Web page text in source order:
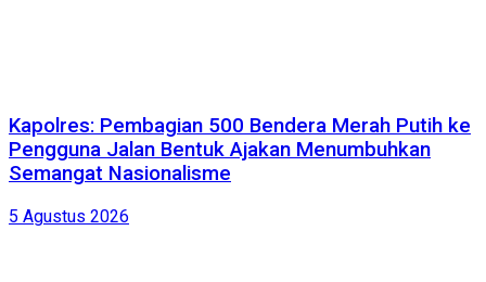
Kapolres: Pembagian 500 Bendera Merah Putih ke
Pengguna Jalan Bentuk Ajakan Menumbuhkan
Semangat Nasionalisme
5 Agustus 2026